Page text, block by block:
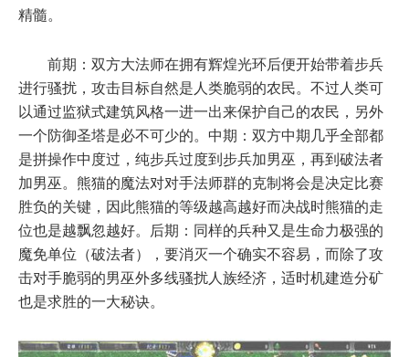
精髓。
前期：双方大法师在拥有辉煌光环后便开始带着步兵
进行骚扰，攻击目标自然是人类脆弱的农民。不过人类可
以通过监狱式建筑风格一进一出来保护自己的农民，另外
一个防御圣塔是必不可少的。中期：双方中期几乎全部都
是拼操作中度过，纯步兵过度到步兵加男巫，再到破法者
加男巫。熊猫的魔法对对手法师群的克制将会是决定比赛
胜负的关键，因此熊猫的等级越高越好而决战时熊猫的走
位也是越飘忽越好。后期：同样的兵种又是生命力极强的
魔免单位（破法者），要消灭一个确实不容易，而除了攻
击对手脆弱的男巫外多线骚扰人族经济，适时机建造分矿
也是求胜的一大秘诀。